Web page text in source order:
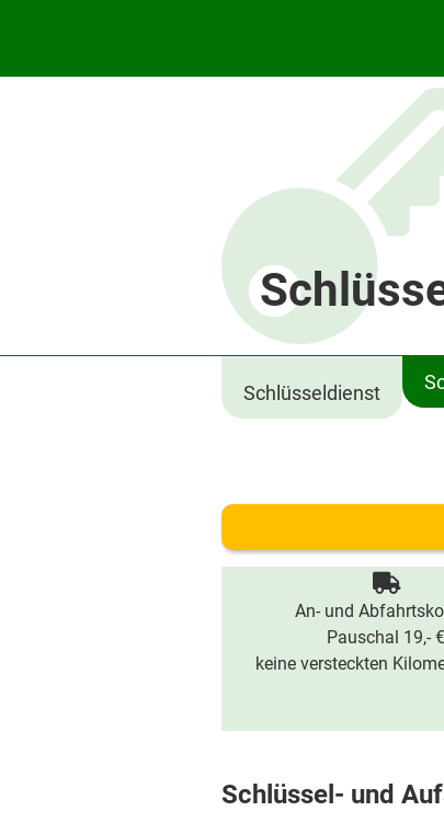
Schlüsseldienst
An- und
Pauschal 19,- €
keine versteckten
Schlüssel- und